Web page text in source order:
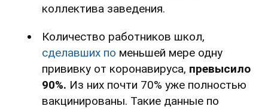
коллектива заведения.
Количество работников школ,
сделавших по меньшей мере одну
прививку от коронавируса, превысило
90%. Из них почти 70% уже полностью
вакцинированы. Такие данные по